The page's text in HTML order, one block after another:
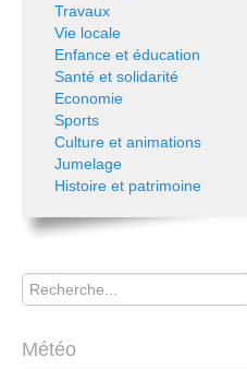
Travaux
Vie locale
Enfance et éducation
Santé et solidarité
Economie
Sports
Culture et animations
Jumelage
Histoire et patrimoine
Rechercher
Météo